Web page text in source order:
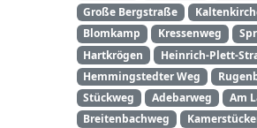
Große Bergstraße
Blomkamp
Kressenweg
Hartkrögen
Heinrich-Plett-
Hemmingstedter Weg
Stückweg
Adebarweg
Am
Breitenbachweg